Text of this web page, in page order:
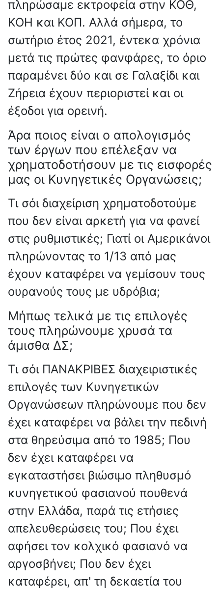
πληρώσαμε εκτροφεία στην ΚΟΘ,
ΚΟΗ και ΚΟΠ. Αλλά σήμερα, το
σωτήριο έτος 2021, έντεκα χρόνια
μετά τις πρώτες φανφάρες, το όριο
παραμένει δύο και σε Γαλαξίδι και
Ζήρεια έχουν περιοριστεί και οι
έξοδοι για ορεινή.
Άρα ποιος είναι ο απολογισμός
των έργων που επέλεξαν να
χρηματοδοτήσουν με τις εισφορές
μας οι Κυνηγετικές Οργανώσεις;
Τι σόι διαχείριση χρηματοδοτούμε
που δεν είναι αρκετή για να φανεί
στις ρυθμιστικές; Γιατί οι Αμερικάνοι
πληρώνοντας το 1/13 από μας
έχουν καταφέρει να γεμίσουν τους
ουρανούς τους με υδρόβια;
Μήπως τελικά με τις επιλογές
τους πληρώνουμε χρυσά τα
άμισθα ΔΣ;
Τι σόι ΠΑΝΑΚΡΙΒΕΣ διαχειριστικές
επιλογές των Κυνηγετικών
Οργανώσεων πληρώνουμε που δεν
έχει καταφέρει να βάλει την πεδινή
στα θηρεύσιμα από το 1985; Που
δεν έχει καταφέρει να
εγκαταστήσει βιώσιμο πληθυσμό
κυνηγετικού φασιανού πουθενά
στην Ελλάδα, παρά τις ετήσιες
απελευθερώσεις του; Που έχει
αφήσει τον κολχικό φασιανό να
αργοσβήνει; Που δεν έχει
καταφέρει, απ' τη δεκαετία του